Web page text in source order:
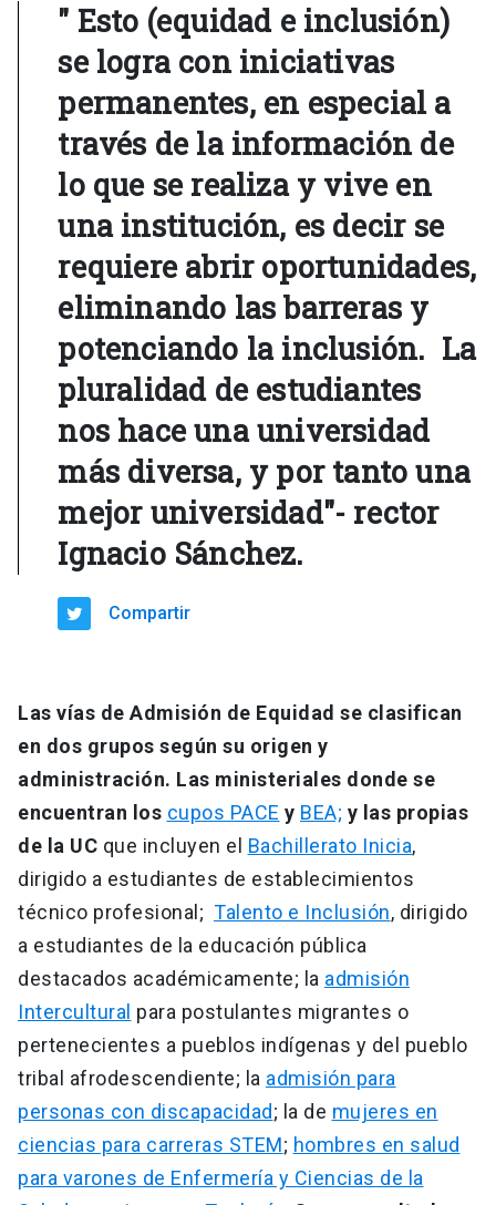
" Esto (equidad e inclusión)
se logra con iniciativas
permanentes, en especial a
través de la información de
lo que se realiza y vive en
una institución, es decir se
requiere abrir oportunidades,
eliminando las barreras y
potenciando la inclusión. La
pluralidad de estudiantes
nos hace una universidad
más diversa, y por tanto una
mejor universidad"- rector
Ignacio Sánchez.
Compartir
Las vías de Admisión de Equidad se clasifican
en dos grupos según su origen y
administración. Las ministeriales donde se
encuentran los cupos PACE y BEA; y las propias
de la UC que incluyen el Bachillerato Inicia,
dirigido a estudiantes de establecimientos
técnico profesional; Talento e Inclusión, dirigido
a estudiantes de la educación pública
destacados académicamente; la admisión
Intercultural para postulantes migrantes o
pertenecientes a pueblos indígenas y del pueblo
tribal afrodescendiente; la admisión para
personas con discapacidad; la de mujeres en
ciencias para carreras STEM; hombres en salud
para varones de Enfermería y Ciencias de la